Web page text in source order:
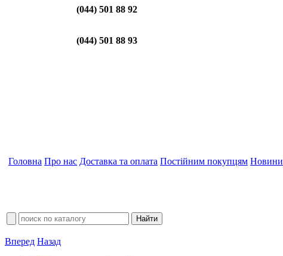
(044) 501 88 92
(044) 501 88 93
Головна Про нас Доставка та оплата Постійним покупцям Новини
Вперед Назад